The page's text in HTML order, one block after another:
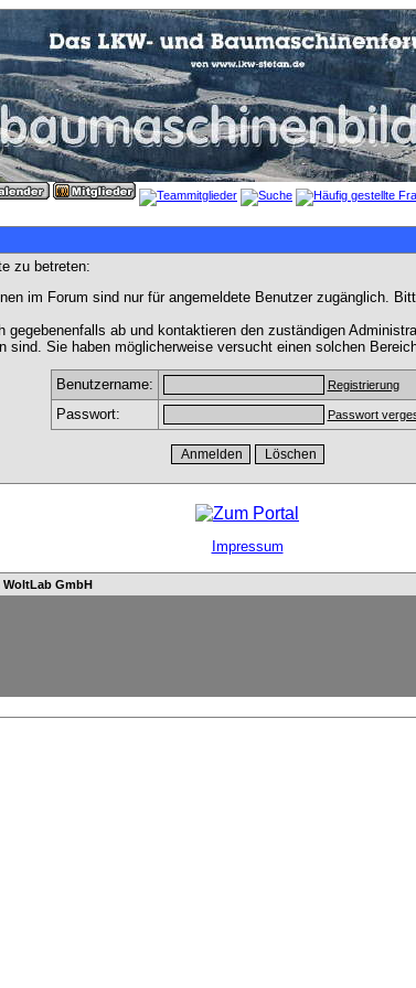
zu betreten:
im Forum sind nur für angemeldete Benutzer zugänglich.
ab und kontaktieren den zuständigen
Sie haben möglicherweise versucht einen solchen
Benutzername: Registrierung
Passwort: Passwort
Impressum
WoltLab GmbH